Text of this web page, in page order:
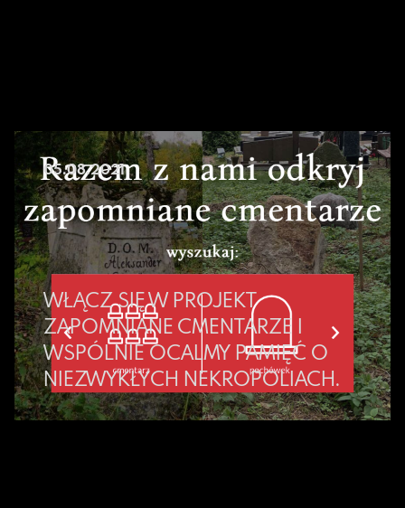
05.08.2021
WŁĄCZ SIĘ W PROJEKT
ZAPOMNIANE CMENTARZE I
WSPÓLNIE OCALMY PAMIĘĆ O
NIEZWYKŁYCH NEKROPOLIACH.